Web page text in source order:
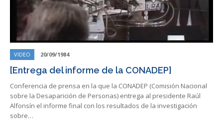
VIDEO 20/09/1984
[Entrega del informe de la CONADEP]
Conferencia de prensa en la que la CONADEP (Comisión Nacional
sobre la Desaparición de Personas) entrega al presidente Raúl
Alfonsín el informe final con los resultados de la investigación
sobre…